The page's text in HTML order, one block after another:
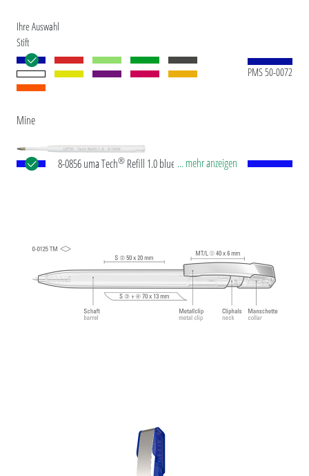
Ihre Auswahl
Stift
PMS 50-0072
Mine
8-0856 uma Tech® Refill 1.0 blue Europäische
Norm. Die uma Tech Refill 1.0 vermittelt ein
angenehmes und weiches Schreibgefühl.
... mehr anzeigen